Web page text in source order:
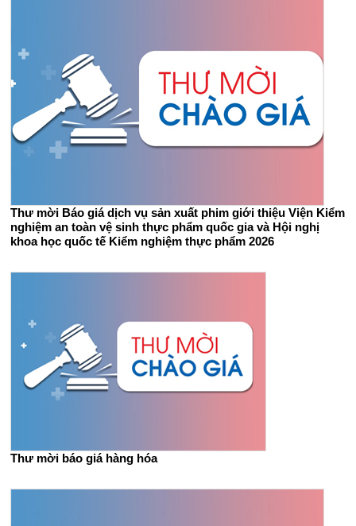
Thư mời Báo giá dịch vụ sản xuất phim giới thiệu Viện Kiểm
nghiệm an toàn vệ sinh thực phẩm quốc gia và Hội nghị
khoa học quốc tế Kiểm nghiệm thực phẩm 2026
Thư mời báo giá hàng hóa